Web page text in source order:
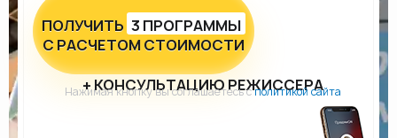
ПОЛУЧИТЬ 3 ПРОГРАММЫ
С РАСЧЕТОМ СТОИМОСТИ
+ КОНСУЛЬТАЦИЮ РЕЖИССЕРА
Нажимая кнопку вы соглашаетесь сполитикой сайта